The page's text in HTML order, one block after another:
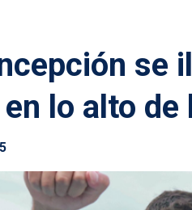
se
lo alto de